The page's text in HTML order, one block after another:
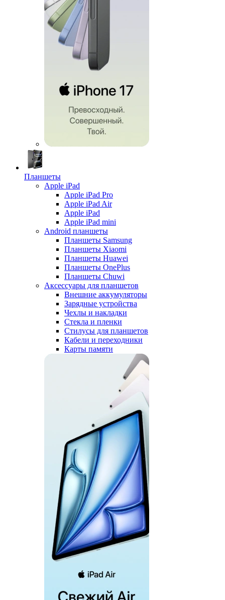
Планшеты
Apple iPad
Apple iPad Pro
Apple iPad Air
Apple iPad
Apple iPad mini
Android планшеты
Планшеты Samsung
Планшеты Xiaomi
Планшеты Huawei
Планшеты OnePlus
Планшеты Chuwi
Аксессуары для планшетов
Внешние аккумуляторы
Зарядные устройства
Чехлы и накладки
Стекла и пленки
Стилусы для планшетов
Кабели и переходники
Карты памяти